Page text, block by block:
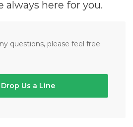
always here for you.
questions, please feel free
Drop Us a Line